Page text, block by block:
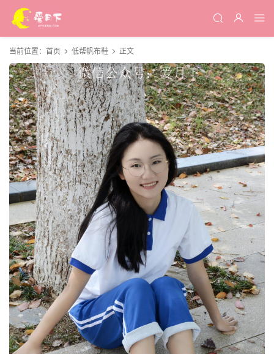
当前位置： 首页 低帮帆布鞋 正文